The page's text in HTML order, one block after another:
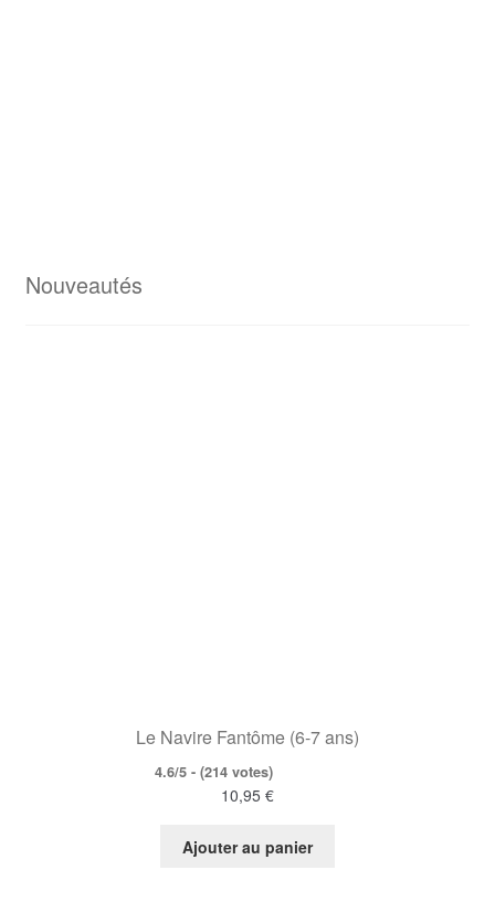
Nouveautés
Le Navire Fantôme (6-7 ans)
4.6/5 - (214 votes)
10,95 €
Ajouter au panier